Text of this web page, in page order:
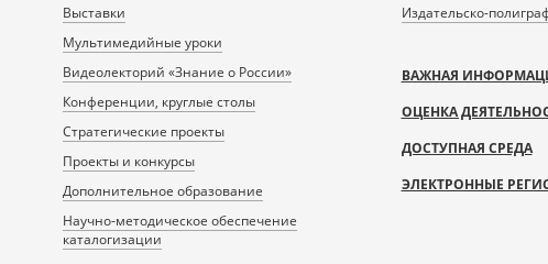
Выставки
Мультимедийные уроки
Видеолекторий «Знание о России»
Конференции, круглые столы
Стратегические проекты
Проекты и конкурсы
Дополнительное образование
Научно-методическое обеспечение
каталогизации
Издательско-
ВАЖНАЯ
ОЦЕНКА
ДОСТУПНАЯ СРЕДА
ЭЛЕКТРОННЫЕ